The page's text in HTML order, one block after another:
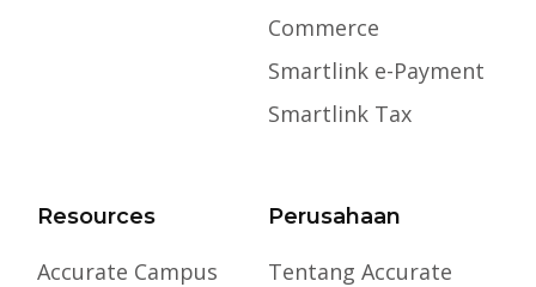
Commerce
Smartlink e-Payment
Smartlink Tax
Resources
Accurate Campus
Perusahaan
Tentang Accurate